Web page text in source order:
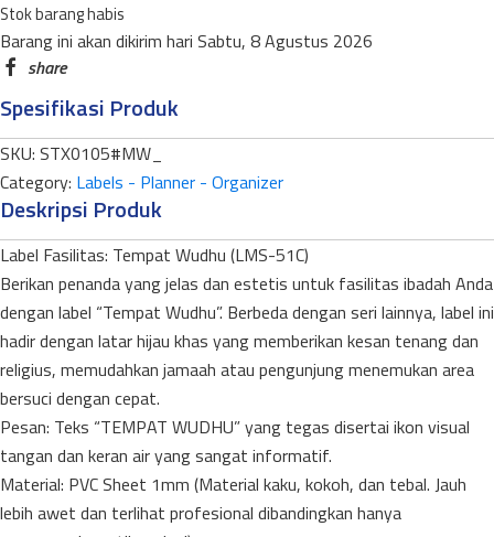
Stok barang habis
51C
MEDIUM
WARNA
quantity
Barang ini akan dikirim hari Sabtu, 8 Agustus 2026
Spesifikasi Produk
SKU: STX0105#MW_
Category: Labels - Planner - Organizer
Deskripsi Produk
Label Fasilitas: Tempat Wudhu (LMS-51C)
​Berikan penanda yang jelas dan estetis untuk fasilitas ibadah Anda
dengan label “Tempat Wudhu”. Berbeda dengan seri lainnya, label ini
hadir dengan latar hijau khas yang memberikan kesan tenang dan
religius, memudahkan jamaah atau pengunjung menemukan area
bersuci dengan cepat.
​Pesan: Teks “TEMPAT WUDHU” yang tegas disertai ikon visual
tangan dan keran air yang sangat informatif.
​Material: PVC Sheet 1mm (Material kaku, kokoh, dan tebal. Jauh
lebih awet dan terlihat profesional dibandingkan hanya